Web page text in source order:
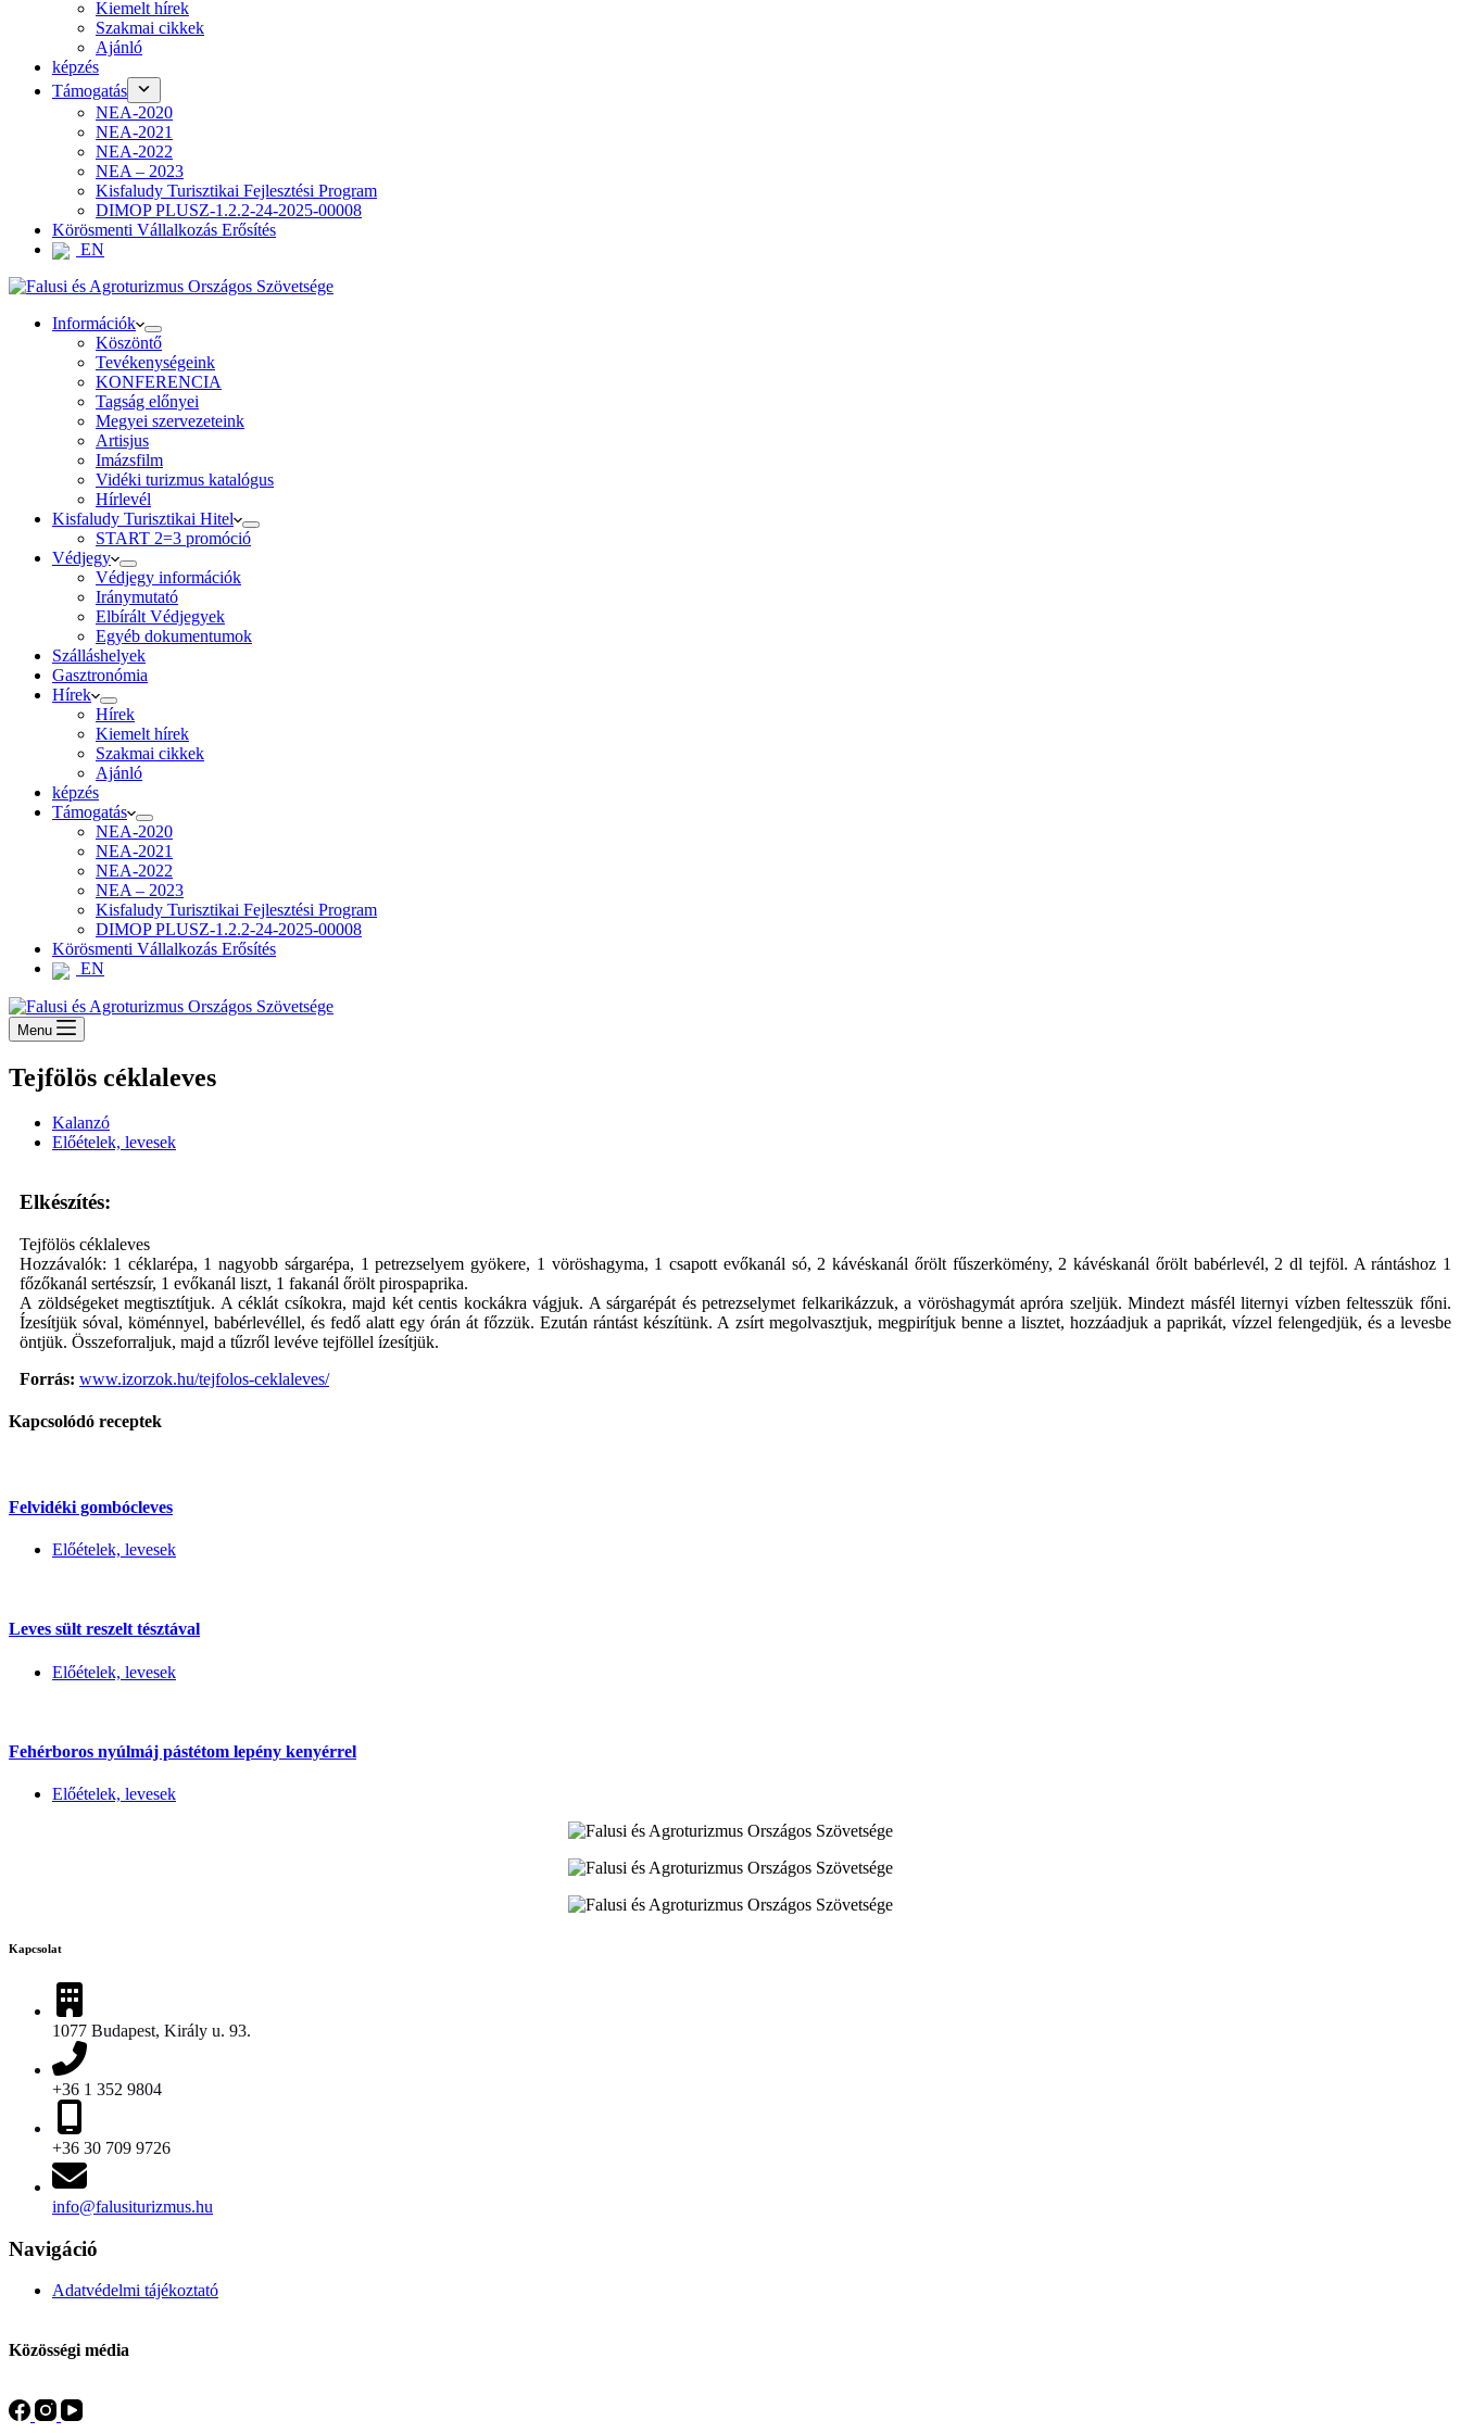
Kiemelt hírek
Szakmai cikkek
Ajánló
képzés
Támogatás
NEA-2020
NEA-2021
NEA-2022
NEA – 2023
Kisfaludy Turisztikai Fejlesztési Program
DIMOP PLUSZ-1.2.2-24-2025-00008
Körösmenti Vállalkozás Erősítés
EN
Információk
Köszöntő
Tevékenységeink
KONFERENCIA
Tagság előnyei
Megyei szervezeteink
Artisjus
Imázsfilm
Vidéki turizmus katalógus
Hírlevél
Kisfaludy Turisztikai Hitel
START 2=3 promóció
Védjegy
Védjegy információk
Iránymutató
Elbírált Védjegyek
Egyéb dokumentumok
Szálláshelyek
Gasztronómia
Hírek
Hírek
Kiemelt hírek
Szakmai cikkek
Ajánló
képzés
Támogatás
NEA-2020
NEA-2021
NEA-2022
NEA – 2023
Kisfaludy Turisztikai Fejlesztési Program
DIMOP PLUSZ-1.2.2-24-2025-00008
Körösmenti Vállalkozás Erősítés
EN
Menu
Tejfölös céklaleves
Kalanzó
Előételek, levesek
Elkészítés:
Tejfölös céklaleves
Hozzávalók: 1 céklarépa, 1 nagyobb sárgarépa, 1 petrezselyem gyökere, 1 vöröshagyma, 1 csapott evőkanál só, 2 kávéskanál őrölt fűszerkömény, 2 kávéskanál őrölt babérlevél, 2 dl tejföl. A rántáshoz 1
főzőkanál sertészsír, 1 evőkanál liszt, 1 fakanál őrölt pirospaprika.
A zöldségeket megtisztítjuk. A céklát csíkokra, majd két centis kockákra vágjuk. A sárgarépát és petrezselymet felkarikázzuk, a vöröshagymát apróra szeljük. Mindezt másfél liternyi vízben feltesszük főni.
Ízesítjük sóval, köménnyel, babérlevéllel, és fedő alatt egy órán át főzzük. Ezután rántást készítünk. A zsírt megolvasztjuk, megpirítjuk benne a lisztet, hozzáadjuk a paprikát, vízzel felengedjük, és a levesbe
öntjük. Összeforraljuk, majd a tűzről levéve tejföllel ízesítjük.
Forrás: www.izorzok.hu/tejfolos-ceklaleves/
Kapcsolódó receptek
Felvidéki gombócleves
Előételek, levesek
Leves sült reszelt tésztával
Előételek, levesek
Fehérboros nyúlmáj pástétom lepény kenyérrel
Előételek, levesek
Kapcsolat
1077 Budapest, Király u. 93.
+36 1 352 9804
+36 30 709 9726
info@falusiturizmus.hu
Navigáció
Adatvédelmi tájékoztató
Közösségi média